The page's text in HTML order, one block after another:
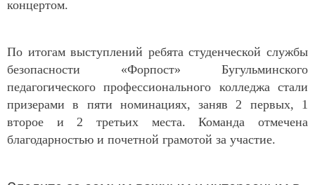
концертом.
По итогам выступлений ребята студенческой службы
безопасности «Форпост» Бугульминского
педагогического профессионального колледжа стали
призерами в пяти номинациях, заняв 2 первых, 1
второе и 2 третьих места. Команда отмечена
благодарностью и почетной грамотой за участие.